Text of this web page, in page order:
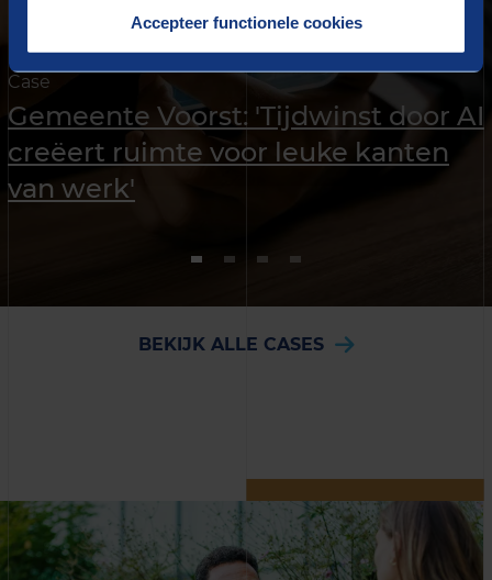
Accepteer functionele cookies
Case
Gemeente Voorst: 'Tijdwinst door AI
creëert ruimte voor leuke kanten
van werk'
BEKIJK ALLE CASES